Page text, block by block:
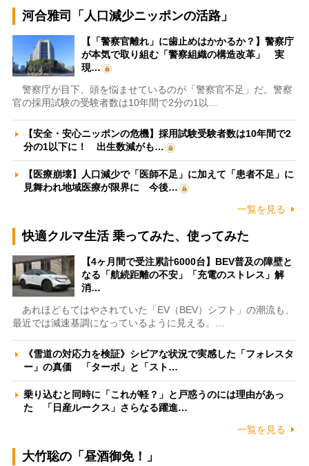
河合雅司「人口減少ニッポンの活路」
【「警察官離れ」に歯止めはかかるか？】警察庁
が本気で取り組む「警察組織の構造改革」 実
現…
警察庁が目下、頭を悩ませているのが「警察官不足」だ。警察
官の採用試験の受験者数は10年間で2分の1以…
【安全・安心ニッポンの危機】採用試験受験者数は10年間で2
分の1以下に！ 出生数減がも…
【医療崩壊】人口減少で「医師不足」に加えて「患者不足」に
見舞われ地域医療が限界に 今後…
一覧を見る
快適クルマ生活 乗ってみた、使ってみた
【4ヶ月間で受注累計6000台】BEV普及の障壁と
なる「航続距離の不安」「充電のストレス」解
消…
あれほどもてはやされていた「EV（BEV）シフト」の潮流も、
最近では減速基調になっているように見える。…
《雪道の対応力を検証》シビアな状況で実感した「フォレスタ
ー」の真価 「ターボ」と「スト…
乗り込むと同時に「これが軽？」と戸惑うのには理由があっ
た 「日産ルークス」さらなる躍進…
一覧を見る
大竹聡の「昼酒御免！」